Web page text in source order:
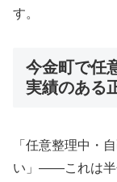
す。
今金町で任
実績のある
「任意整理中・
い」——これは半